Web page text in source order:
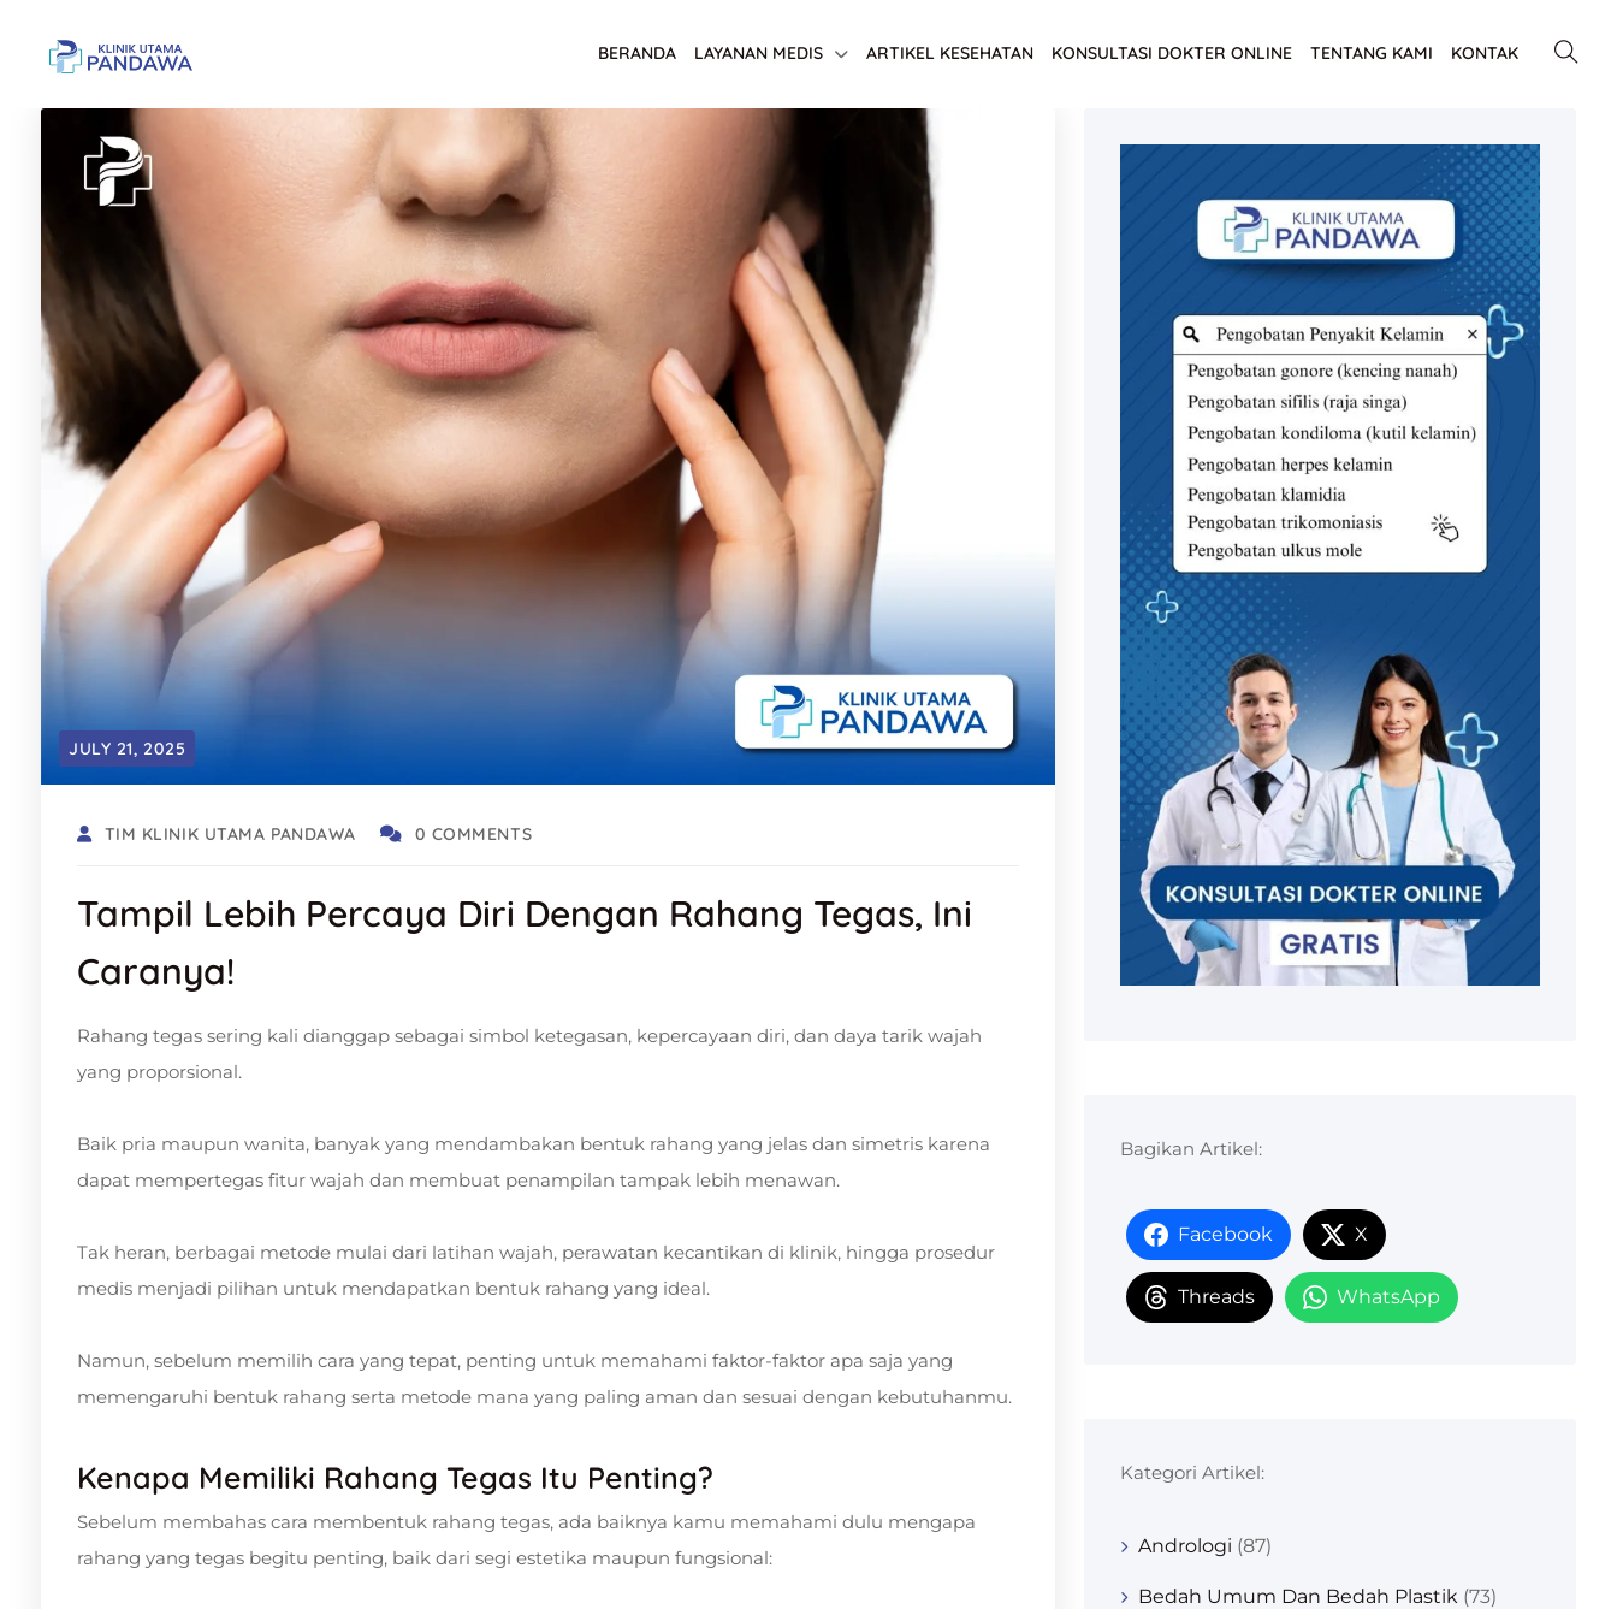
BERANDA LAYANAN MEDIS ARTIKEL KESEHATAN KONSULTASI DOKTER ONLINE TENTANG KAMI KONTAK
JULY 21, 2025
TIM KLINIK UTAMA PANDAWA 0 COMMENTS
Tampil Lebih Percaya Diri Dengan Rahang Tegas, Ini
Caranya!
Rahang tegas sering kali dianggap sebagai simbol ketegasan, kepercayaan diri, dan daya tarik wajah
yang proporsional.
Baik pria maupun wanita, banyak yang mendambakan bentuk rahang yang jelas dan simetris karena
dapat mempertegas fitur wajah dan membuat penampilan tampak lebih menawan.
Tak heran, berbagai metode mulai dari latihan wajah, perawatan kecantikan di klinik, hingga prosedur
medis menjadi pilihan untuk mendapatkan bentuk rahang yang ideal.
Namun, sebelum memilih cara yang tepat, penting untuk memahami faktor-faktor apa saja yang
memengaruhi bentuk rahang serta metode mana yang paling aman dan sesuai dengan kebutuhanmu.
Kenapa Memiliki Rahang Tegas Itu Penting?
Sebelum membahas cara membentuk rahang tegas, ada baiknya kamu memahami dulu mengapa
rahang yang tegas begitu penting, baik dari segi estetika maupun fungsional:
Bagikan Artikel:
Facebook X
Threads WhatsApp
Kategori Artikel:
Andrologi (87)
Bedah Umum Dan Bedah Plastik (73)